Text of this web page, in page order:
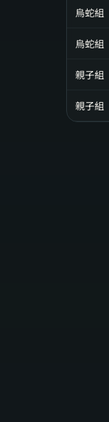
烏蛇組
烏蛇組
親子組
親子組